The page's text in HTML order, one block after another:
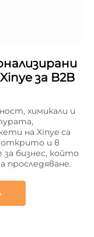
за B2B
химикали и
на Xinye са
открито и в
бизнес, който
проследяване.